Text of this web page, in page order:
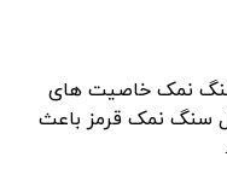
نمک خاصیت های
سنگ نمک قرمز باعث